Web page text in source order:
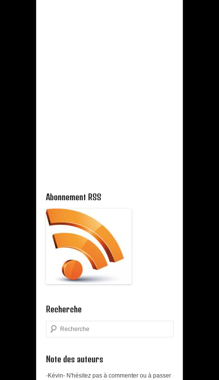
Abonnement RSS
Recherche
Search
Note des auteurs
-Kévin- N'hésitez pas à commenter ou à passer